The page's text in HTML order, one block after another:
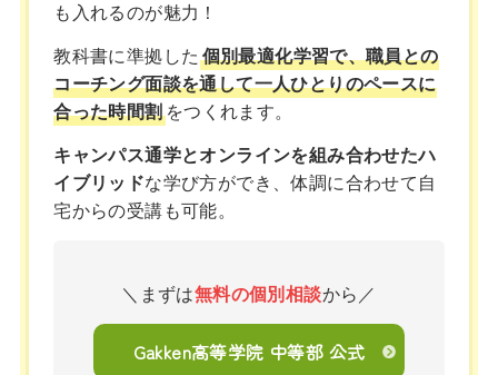
も入れるのが魅力！
教科書に準拠した 個別最適化学習で、職員との
コーチング面談を通して一人ひとりのペースに
合った時間割をつくれます。
キャンパス通学とオンラインを組み合わせたハ
イブリッドな学び方ができ、体調に合わせて自
宅からの受講も可能。
＼まずは無料の個別相談から／
Gakken高等学院 中等部 公式